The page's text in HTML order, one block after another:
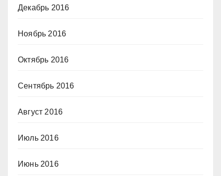
Декабрь 2016
Ноябрь 2016
Октябрь 2016
Сентябрь 2016
Август 2016
Июль 2016
Июнь 2016